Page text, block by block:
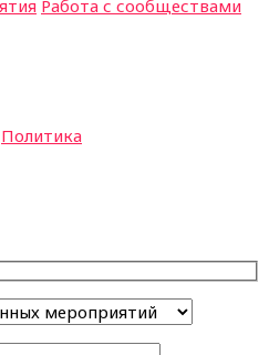
Работа с сообществами
Политика